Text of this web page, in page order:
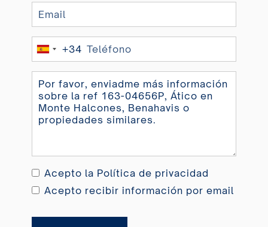
Spain+34
Acepto la Política de privacidad
Acepto recibir información por email